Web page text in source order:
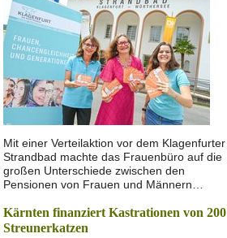
Mit einer Verteilaktion vor dem Klagenfurter
Strandbad machte das Frauenbüro auf die
großen Unterschiede zwischen den
Pensionen von Frauen und Männern…
Kärnten finanziert Kastrationen von 200
Streunerkatzen